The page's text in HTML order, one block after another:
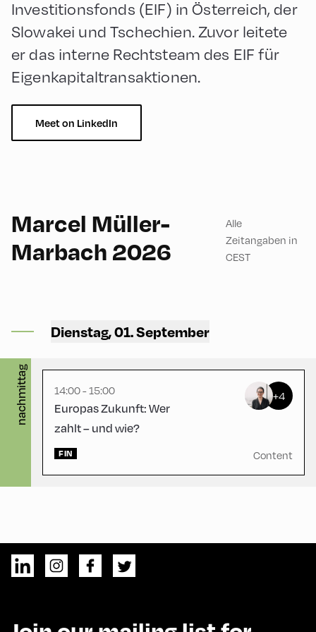
Investitionsfonds (EIF) in Österreich, der
Slowakei und Tschechien. Zuvor leitete
er das interne Rechtsteam des EIF für
Eigenkapitaltransaktionen.
Meet on LinkedIn
Marcel Müller-
Marbach 2026
Alle
Zeitangaben in
CEST
Dienstag, 01. September
nachmittag
CCA – Schrödinger-Saal
14:00 - 15:00
Europas Zukunft: Wer
zahlt – und wie?
+4
FIN Content